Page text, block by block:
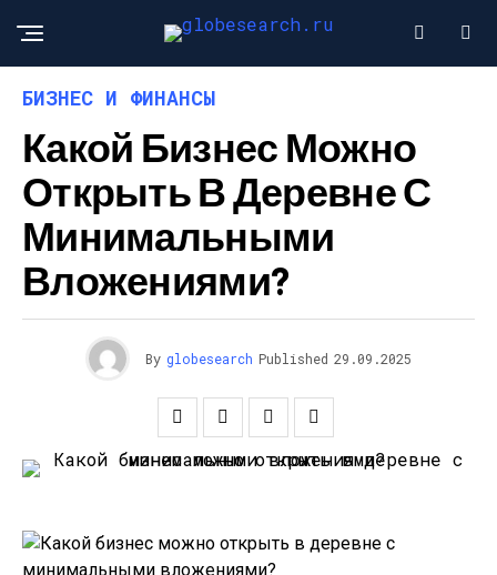
БИЗНЕС И ФИНАНСЫ
Какой Бизнес Можно
Открыть В Деревне С
Минимальными
Вложениями?
By globesearch Published 29.09.2025